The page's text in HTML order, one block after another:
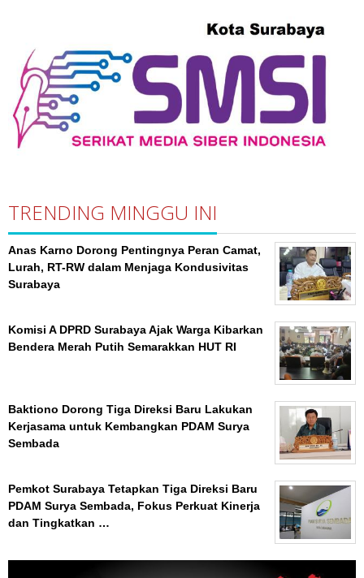
TRENDING MINGGU INI
Anas Karno Dorong Pentingnya Peran Camat,
Lurah, RT-RW dalam Menjaga Kondusivitas
Surabaya
Komisi A DPRD Surabaya Ajak Warga Kibarkan
Bendera Merah Putih Semarakkan HUT RI
Baktiono Dorong Tiga Direksi Baru Lakukan
Kerjasama untuk Kembangkan PDAM Surya
Sembada
Pemkot Surabaya Tetapkan Tiga Direksi Baru
PDAM Surya Sembada, Fokus Perkuat Kinerja
dan Tingkatkan …